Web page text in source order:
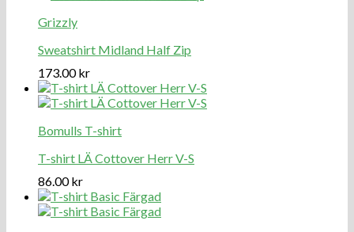
Grizzly
Sweatshirt Midland Half Zip
173.00kr
Bomulls T-shirt
T-shirt LÄ Cottover Herr V-S
86.00kr